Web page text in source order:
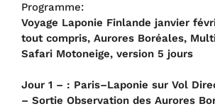
Programme:
Voyage Laponie Finlande janvier
tout compris, Aurores Boréales,
Safari Motoneige, version 5 jours
Jour 1 – : Paris–Laponie sur Vol
– Sortie Observation des Aurores